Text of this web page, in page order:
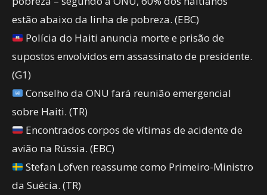
estão abaixo da linha de pobreza. (EBC)
Polícia do Haiti anuncia morte e prisão de
supostos envolvidos em assassinato de presidente.
(G1)
Conselho da ONU fará reunião emergencial
sobre Haiti. (TR)
Encontrados corpos de vítimas de acidente de
avião na Rússia. (EBC)
Stefan Lofven reassume como Primeiro-Ministro
da Suécia. (TR)